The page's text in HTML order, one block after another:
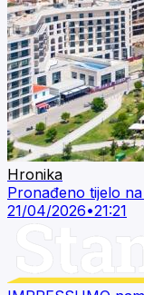
Hronika
Pronađeno tijelo
21/04/2026•21:21